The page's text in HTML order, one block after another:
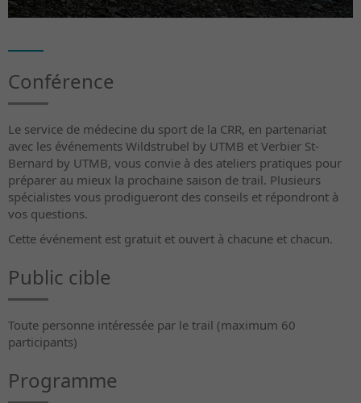
Conférence
Le service de médecine du sport de la CRR, en partenariat
avec les événements Wildstrubel by UTMB et Verbier St-
Bernard by UTMB, vous convie à des ateliers pratiques pour
préparer au mieux la prochaine saison de trail. Plusieurs
spécialistes vous prodigueront des conseils et répondront à
vos questions.
Cette événement est gratuit et ouvert à chacune et chacun.
Public cible
Toute personne intéressée par le trail (maximum 60
participants)
Programme